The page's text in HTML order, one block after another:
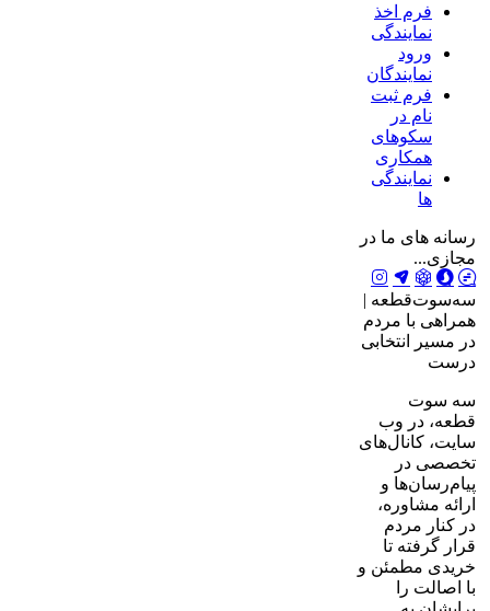
فرم اخذ
نمایندگی
ورود
نمایندگان
فرم ثبت
نام در
سکوهای
همکاری
نمایندگی
ها
رسانه های ما در
مجازی...
سه‌سوت‌قطعه |
همراهی با مردم
در مسیر انتخابی
درست
سه سوت
قطعه، در وب
سایت، کانال‌های
تخصصی در
پیام‌رسان‌ها و
ارائه مشاوره،
در کنار مردم
قرار گرفته تا
خریدی مطمئن و
با اصالت را